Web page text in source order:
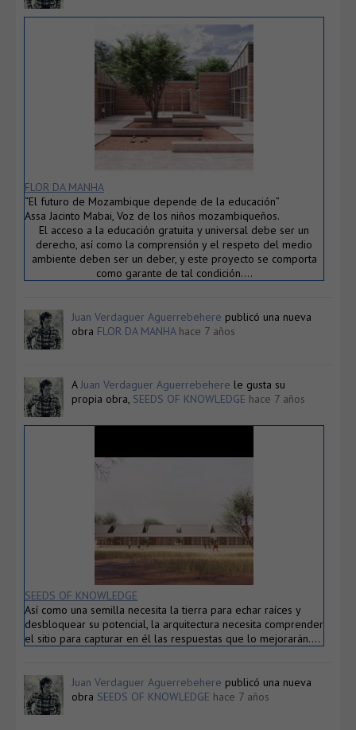
FLOR DA MANHA
“El futuro de Mozambique depende de la educación”
Assa Jacinto Mabai, Voz de los niños mozambiqueños.
El acceso a la educación gratuita y universal debe ser un
derecho, así como la comprensión y el respeto del medio
ambiente deben ser un deber, y este proyecto se comporta
como garante de tal condición….
Juan Verdaguer Aguerrebehere publicó una nueva
obra FLOR DA MANHA hace 7 años
AJuan Verdaguer Aguerrebehere le gusta su
propia obra, SEEDS OF KNOWLEDGE hace 7 años
SEEDS OF KNOWLEDGE
Así como una semilla necesita la tierra para echar raíces y
desbloquear su potencial, la arquitectura necesita comprender
el sitio para capturar en él las respuestas que lo mejorarán….
Juan Verdaguer Aguerrebehere publicó una nueva
obra SEEDS OF KNOWLEDGE hace 7 años